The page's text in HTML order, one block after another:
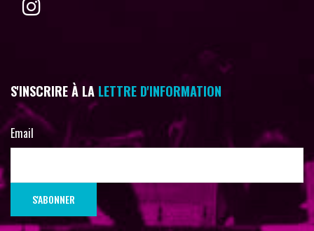
S'INSCRIRE À LA LETTRE D'INFORMATION
Email